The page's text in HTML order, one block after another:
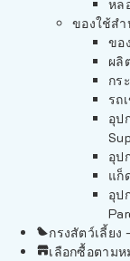
หล
ของใช้สำ
ขอ
ผลิ
กร
รถ
อุป
อุป
แก็
อุป
กรงสัตว์เลี้ยง
เลือกซื้อตาม